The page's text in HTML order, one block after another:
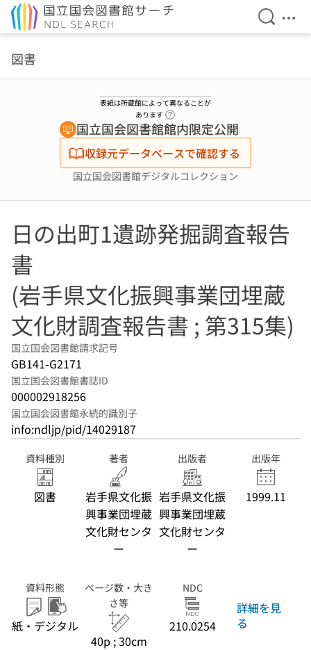
検索を
メ
図書
表紙は所蔵館によって異なることが
あります
国立国会図書館館内限定公開
収録元データベースで確認する
国立国会図書館デジタルコレクション
日の出町1遺跡発掘調査報告
書
(岩手県文化振興事業団埋蔵
文化財調査報告書 ; 第315集)
国立国会図書館請求記号
GB141-G2171
国立国会図書館書誌ID
000002918256
国立国会図書館永続的識別子
info:ndljp/pid/14029187
資料種別
図書
著者
岩手県文化振
興事業団埋蔵
文化財センタ
ー
出版者
岩手県文化振
興事業団埋蔵
文化財センタ
ー
出版年
1999.11
資料形態
紙・デジタル
ページ数・大き
さ等
40p ; 30cm
NDC
210.0254
詳細を見
る